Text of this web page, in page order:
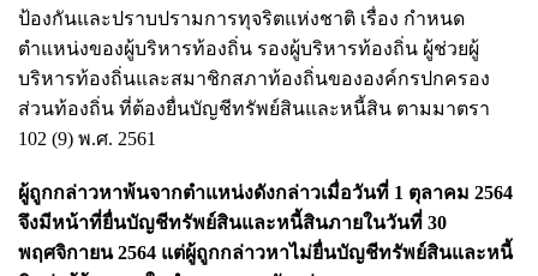
ป้องกันและปราบปรามการทุจริตแห่งชาติ เรื่อง กำหนด
ตำแหน่งของผู้บริหารท้องถิ่น รองผู้บริหารท้องถิ่น ผู้ช่วยผู้
บริหารท้องถิ่นและสมาชิกสภาท้องถิ่นขององค์กรปกครอง
ส่วนท้องถิ่น ที่ต้องยื่นบัญชีทรัพย์สินและหนี้สิน ตามมาตรา
102 (9) พ.ศ. 2561
ผู้ถูกกล่าวหาพ้นจากตำแหน่งดังกล่าวเมื่อวันที่ 1 ตุลาคม 2564
จึงมีหน้าที่ยื่นบัญชีทรัพย์สินและหนี้สินภายในวันที่ 30
พฤศจิกายน 2564 แต่ผู้ถูกกล่าวหาไม่ยื่นบัญชีทรัพย์สินและหนี้